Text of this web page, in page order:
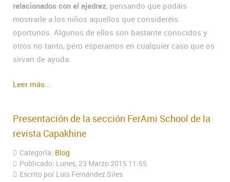
relacionados con el ajedrez, pensando que podáis
mostrarle a los niños aquellos que consideréis
oportunos. Algunos de ellos son bastante conocidos y
otros no tanto, pero esperamos en cualquier caso que os
sirvan de ayuda.
Leer más...
Presentación de la sección FerAmi School de la
revista Capakhine
Categoría: Blog
Publicado: Lunes, 23 Marzo 2015 11:55
Escrito por Luís Fernández Siles